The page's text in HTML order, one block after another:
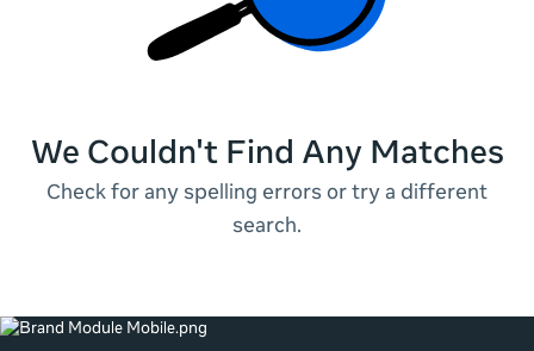
We Couldn't Find Any Matches
Check for any spelling errors or try a different
search.